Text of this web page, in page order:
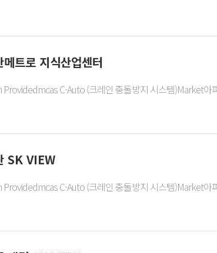
트로 지식산업센터
C-Auto (크레인 충돌방지 시스템)Market아
SK VIEW
C-Auto (크레인 충돌방지 시스템)Market아